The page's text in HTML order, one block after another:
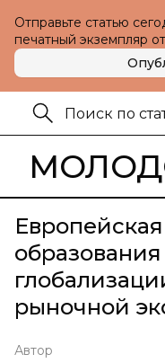
Отправьте статью
печатный экземпляр
рыночной
Автор